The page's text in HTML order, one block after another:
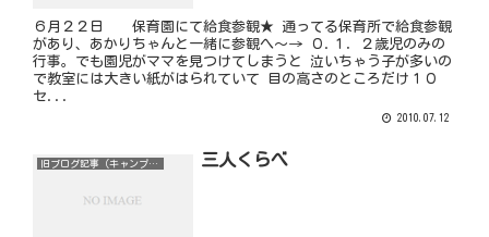
６月２２日 保育園にて給食参観★ 通ってる保育所で給食参観
があり、あかりちゃんと一緒に参観へ～→ ０.１．２歳児のみの
行事。でも園児がママを見つけてしまうと 泣いちゃう子が多いの
で教室には大きい紙がはられていて 目の高さのところだけ１０
セ...
2010.07.12
旧ブログ記事（キャンプ以外） 三人くらべ